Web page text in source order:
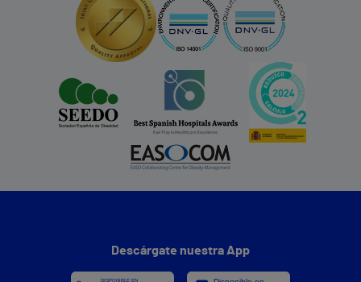
Descárgate nuestra App